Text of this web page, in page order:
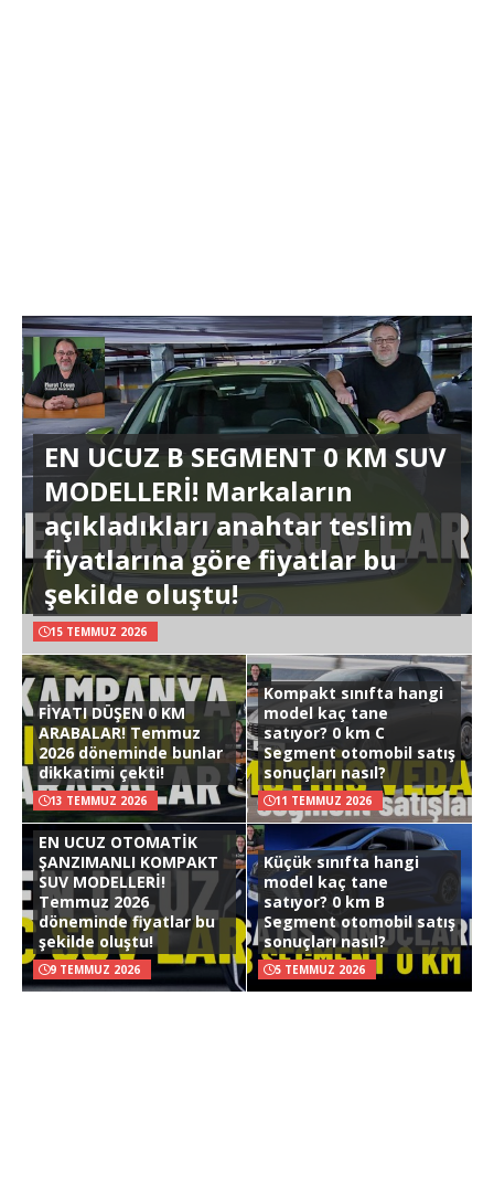
EN UCUZ B SEGMENT 0 KM SUV
MODELLERİ! Markaların
açıkladıkları anahtar teslim
fiyatlarına göre fiyatlar bu
şekilde oluştu!
15 TEMMUZ 2026
FİYATI DÜŞEN 0 KM
ARABALAR! Temmuz
2026 döneminde bunlar
dikkatimi çekti!
13 TEMMUZ 2026
Kompakt sınıfta hangi
model kaç tane
satıyor? 0 km C
Segment otomobil satış
sonuçları nasıl?
11 TEMMUZ 2026
EN UCUZ OTOMATİK
ŞANZIMANLI KOMPAKT
SUV MODELLERİ!
Temmuz 2026
döneminde fiyatlar bu
şekilde oluştu!
9 TEMMUZ 2026
Küçük sınıfta hangi
model kaç tane
satıyor? 0 km B
Segment otomobil satış
sonuçları nasıl?
5 TEMMUZ 2026